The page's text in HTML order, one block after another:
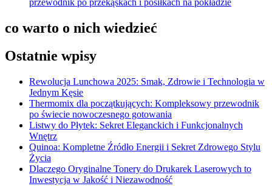
co warto o nich wiedzieć
Ostatnie wpisy
Rewolucja Lunchowa 2025: Smak, Zdrowie i Technologia w
Jednym Kęsie
Thermomix dla początkujących: Kompleksowy przewodnik
po świecie nowoczesnego gotowania
Listwy do Płytek: Sekret Eleganckich i Funkcjonalnych
Wnętrz
Quinoa: Kompletne Źródło Energii i Sekret Zdrowego Stylu
Życia
Dlaczego Oryginalne Tonery do Drukarek Laserowych to
Inwestycja w Jakość i Niezawodność